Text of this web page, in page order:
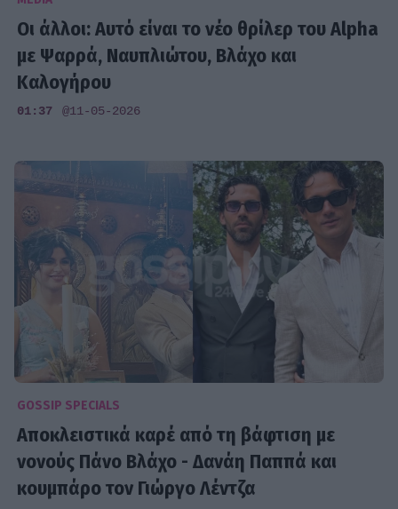
Οι άλλοι: Αυτό είναι το νέο θρίλερ του Alpha
με Ψαρρά, Ναυπλιώτου, Βλάχο και
Καλογήρου
01:37 @11-05-2026
GOSSIP SPECIALS
Αποκλειστικά καρέ από τη βάφτιση με
νονούς Πάνο Βλάχο - Δανάη Παππά και
κουμπάρο τον Γιώργο Λέντζα